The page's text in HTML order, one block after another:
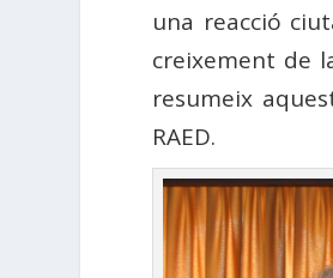
una reacció
creixement de
resumeix
RAED.